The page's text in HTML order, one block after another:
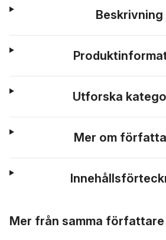
Beskrivning
Utforska
Mer om
Mer från samma författare